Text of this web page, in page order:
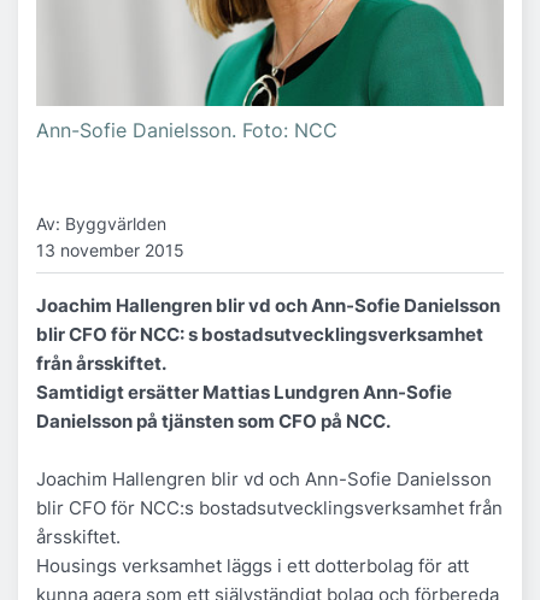
Ann-Sofie Danielsson. Foto: NCC
Av: Byggvärlden
13 november 2015
Joachim Hallengren blir vd och Ann-Sofie Danielsson
blir CFO för NCC: s bostadsutvecklingsverksamhet
från årsskiftet.
Samtidigt ersätter Mattias Lundgren Ann-Sofie
Danielsson på tjänsten som CFO på NCC.
Joachim Hallengren blir vd och Ann-Sofie Danielsson
blir CFO för NCC:s bostadsutvecklingsverksamhet från
årsskiftet.
Housings verksamhet läggs i ett dotterbolag för att
kunna agera som ett självständigt bolag och förbereda